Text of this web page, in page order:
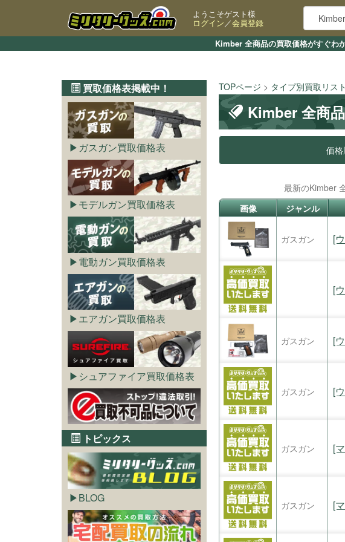
Kimber 全商品の買取価格がすぐわ
ようこそゲスト様
ログイン／会員登録
TOPページ タイプ別買取リスト
Kimber 全商
価
最新のKimber
画像
ジャンル
ガスガン [
[
ガスガン [
ガスガン [
ガスガン [
ガスガン [
買取価格表掲載中！
ガスガン買取価格表
モデルガン買取価格表
電動ガン買取価格表
エアガン買取価格表
シュアファイア買取価格表
トピックス
BLOG